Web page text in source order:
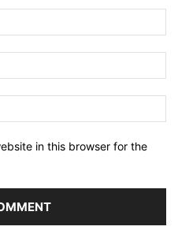
in this browser for the